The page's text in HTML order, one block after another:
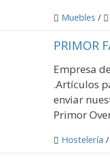
Muebles /
PRIMOR
Empresa
.Artículos
enviar
Primor
Hostelería /